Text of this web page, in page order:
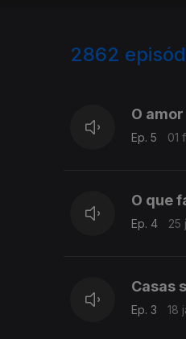
2862
O
Ep. 5 01
O que
Ep. 4 25
Casas
Ep. 3 18